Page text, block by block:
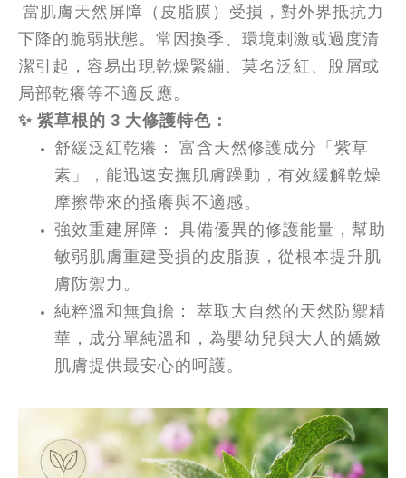
當肌膚天然屏障（皮脂膜）受損，對外界抵抗力
下降的脆弱狀態。常因換季、環境刺激或過度清
潔引起，容易出現乾燥緊繃、莫名泛紅、脫屑或
局部乾癢等不適反應。
✨ 紫草根的 3 大修護特色：
舒緩泛紅乾癢： 富含天然修護成分「紫草
素」，能迅速安撫肌膚躁動，有效緩解乾燥
摩擦帶來的搔癢與不適感。
強效重建屏障： 具備優異的修護能量，幫助
敏弱肌膚重建受損的皮脂膜，從根本提升肌
膚防禦力。
純粹溫和無負擔： 萃取大自然的天然防禦精
華，成分單純溫和，為嬰幼兒與大人的嬌嫩
肌膚提供最安心的呵護。